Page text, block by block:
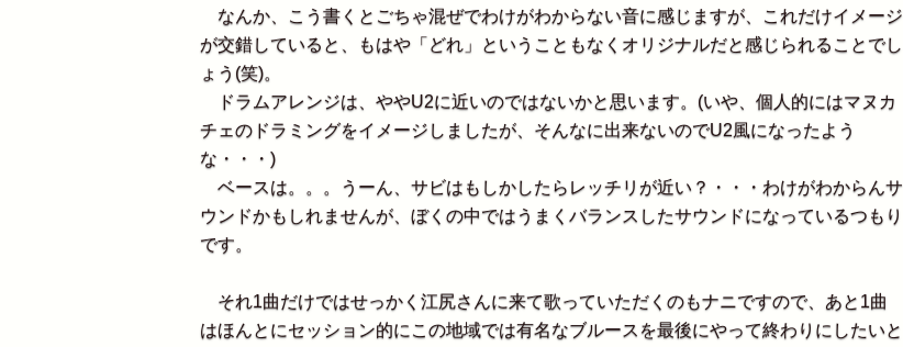
なんか、こう書くとごちゃ混ぜでわけがわからない音に感じますが、これだけイメージ
が交錯していると、もはや「どれ」ということもなくオリジナルだと感じられることでし
ょう(笑)。
ドラムアレンジは、ややU2に近いのではないかと思います。(いや、個人的にはマヌカ
チェのドラミングをイメージしましたが、そんなに出来ないのでU2風になったよう
な・・・)
ベースは。。。うーん、サビはもしかしたらレッチリが近い？・・・わけがわからんサ
ウンドかもしれませんが、ぼくの中ではうまくバランスしたサウンドになっているつもり
です。
それ1曲だけではせっかく江尻さんに来て歌っていただくのもナニですので、あと1曲
はほんとにセッション的にこの地域では有名なブルースを最後にやって終わりにしたいと